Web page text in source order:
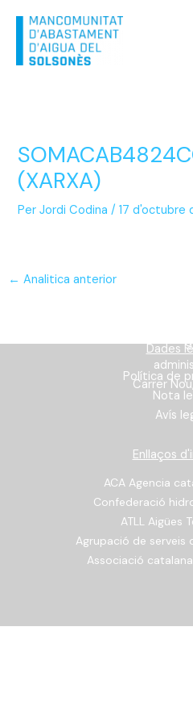
contingut
(XARXA)
Per Jordi Codina/17 d'octubre
← Analitica anterior
Carrer
Dades
Política de
Nota
Avís
Enllaços
ACA Agencia
Confederació
ATLL Aigües
Agrupació de serveis
Associació catalana